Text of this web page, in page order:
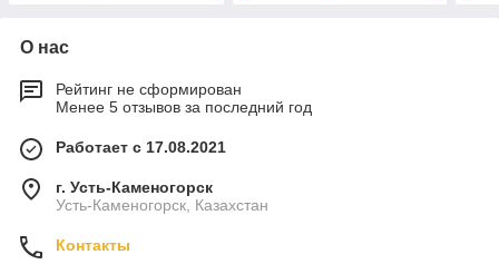
О нас
Рейтинг не сформирован
Менее 5 отзывов за последний год
Работает с 17.08.2021
г. Усть-Каменогорск
Усть-Каменогорск, Казахстан
Контакты